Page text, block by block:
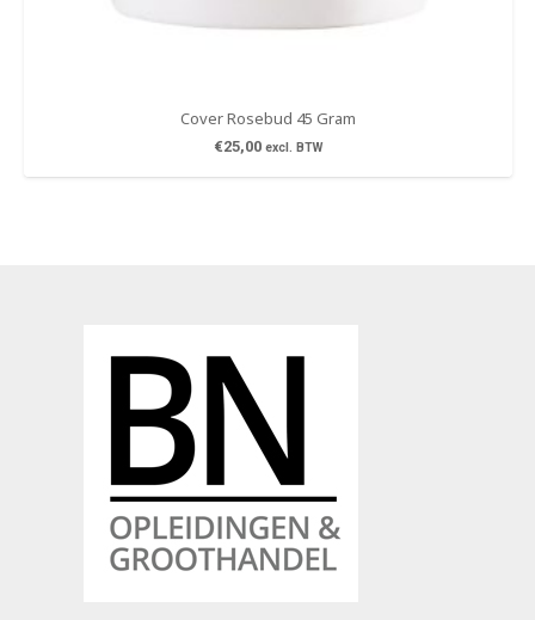
Cover Rosebud 45 Gram
€25,00 excl. BTW